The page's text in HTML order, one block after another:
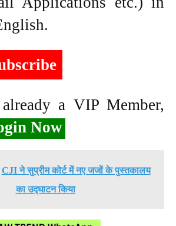
a VIP Member,
Now
CJI ने सुप्रीम कोर्ट में नए जजों के पुस्तकालय
का उद्घाटन किया